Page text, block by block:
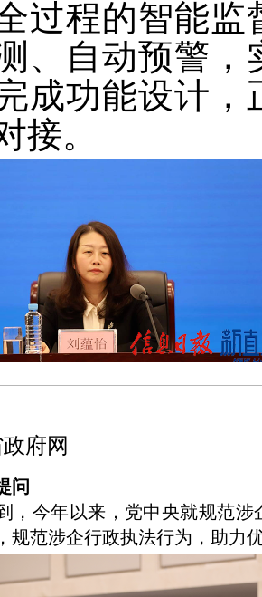
过程的智能监
、自动预警，
成功能设计，
接。
府网
问
，今年以来，党中央就规范
规范涉企行政执法行为，助力